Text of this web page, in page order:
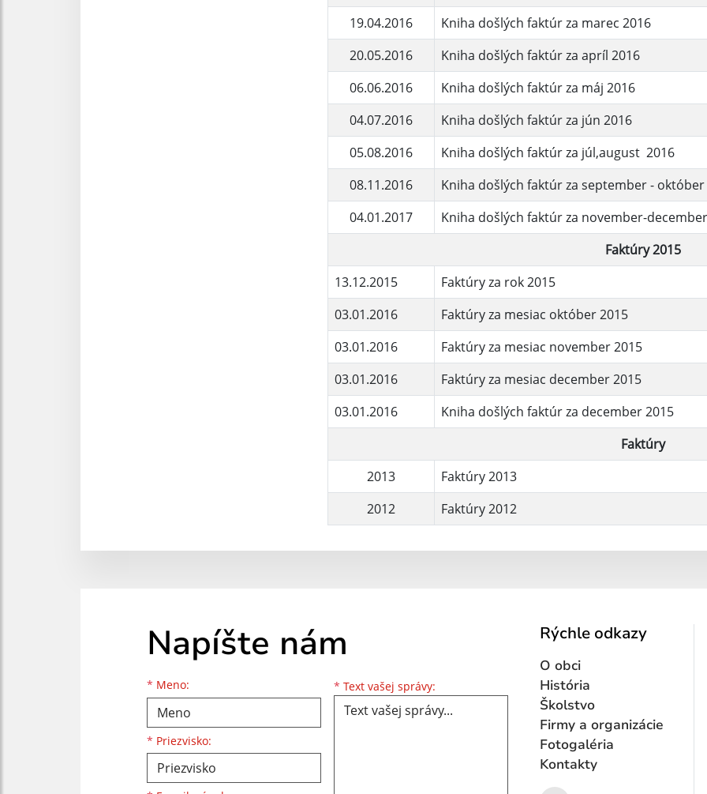
19.04.2016
Kniha došlých faktúr za marec 2016
20.05.2016
Kniha došlých faktúr za apríl 2016
06.06.2016
Kniha došlých faktúr za máj 2016
04.07.2016
Kniha došlých faktúr za jún 2016
05.08.2016
Kniha došlých faktúr za júl,august 2016
08.11.2016
Kniha došlých faktúr za september -
04.01.2017
Kniha došlých faktúr za november-
Faktúry 2015
13.12.2015
Faktúry za rok 2015
03.01.2016
Faktúry za mesiac október 2015
03.01.2016
Faktúry za mesiac november 2015
03.01.2016
Faktúry za mesiac december 2015
03.01.2016
Kniha došlých faktúr za december 2015
Faktúry
2013
Faktúry 2013
2012
Faktúry 2012
Napíšte nám
* Meno:
Meno
* Priezvisko:
Priezvisko
E-mailová adresa * Text vašej správy: Text vašej správy...
Rýchle odkazy
O obci
História
Školstvo
Firmy a organizácie
Fotogaléria
Kontakty